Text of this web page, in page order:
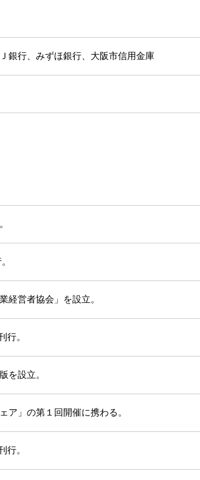
銀行、みずほ銀行、大阪市信用金庫
経営者協会」を設立。
行。
を設立。
ア」の第１回開催に携わる。
行。